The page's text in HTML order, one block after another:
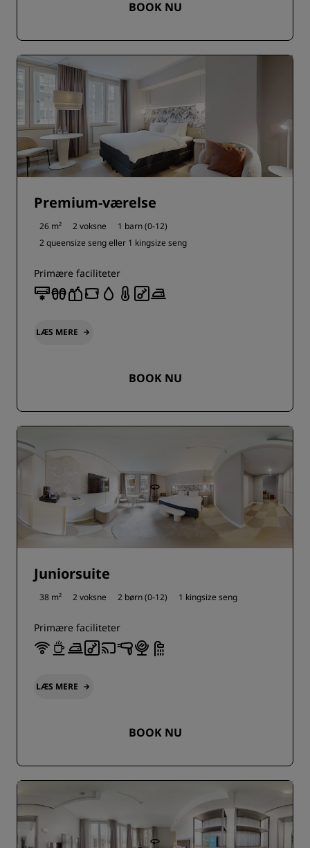
BOOK NU
Premium-værelse
26 m² 2 voksne
1 barn (0-12)
2 queensize seng eller 1 kingsize seng
Primære faciliteter
LÆS MERE
BOOK NU
Juniorsuite
38 m² 2 voksne 2 børn (0-12) 1 kingsize seng
Primære faciliteter
LÆS MERE
BOOK NU